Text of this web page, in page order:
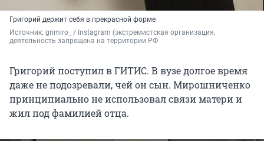
Григорий держит себя в прекрасной форме
Источник: grimiro_ / Instagram (экстремистская организация,
деятельность запрещена на территории РФ
Григорий поступил в ГИТИС. В вузе долгое время
даже не подозревали, чей он сын. Мирошниченко
принципиально не использовал связи матери и
жил под фамилией отца.